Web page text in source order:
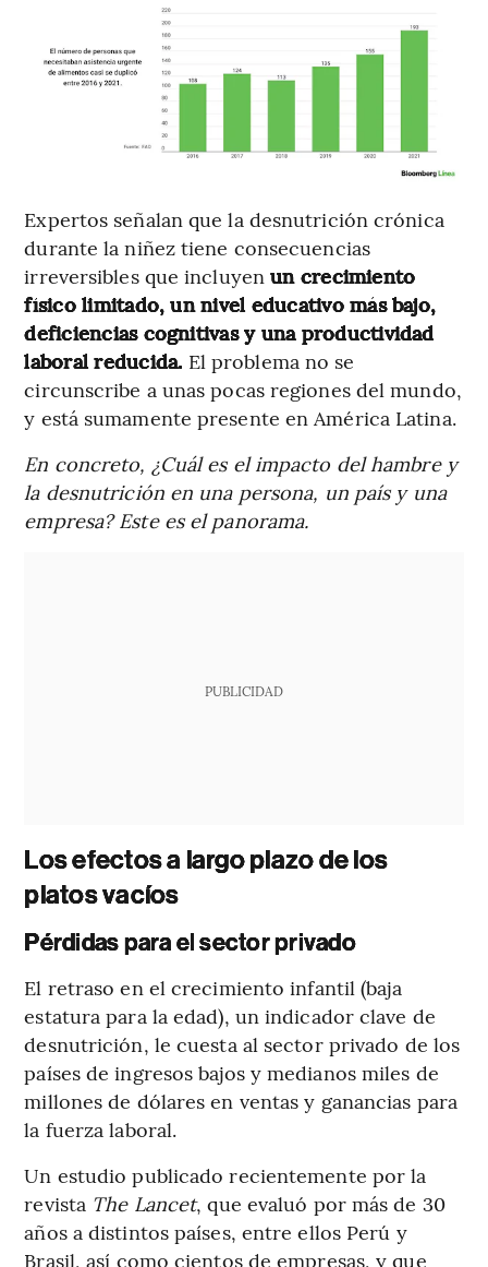
Expertos señalan que la desnutrición crónica
durante la niñez tiene consecuencias
irreversibles que incluyenun crecimiento
físico limitado, un nivel educativo más bajo,
deficiencias cognitivas y una productividad
laboral reducida. El problema no se
circunscribe a unas pocas regiones del mundo,
y está sumamente presente en América Latina.
En concreto, ¿Cuál es el impacto del hambre y
la desnutrición en una persona, un país y una
empresa? Este es el panorama.
PUBLICIDAD
Los efectos a largo plazo de los
platos vacíos
Pérdidas para el sector privado
El retraso en el crecimiento infantil (baja
estatura para la edad), un indicador clave de
desnutrición, le cuesta al sector privado de los
países de ingresos bajos y medianos miles de
millones de dólares en ventas y ganancias para
la fuerza laboral.
Un estudio publicado recientemente por la
revista The Lancet, que evaluó por más de 30
años a distintos países, entre ellos Perú y
Brasil, así como cientos de empresas, y que